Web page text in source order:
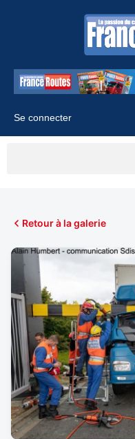
Se connecter
Retour à la galerie